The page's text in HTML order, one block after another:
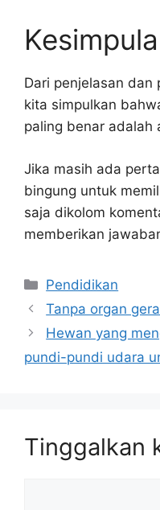
Dari penjelasan dan
kita simpulkan
paling benar adalah
Jika masih ada
bingung untuk
saja dikolom
memberikan
Kategori
Pendidikan
Tanpa organ
Hewan yang
pundi-pundi udara
Tinggalkan